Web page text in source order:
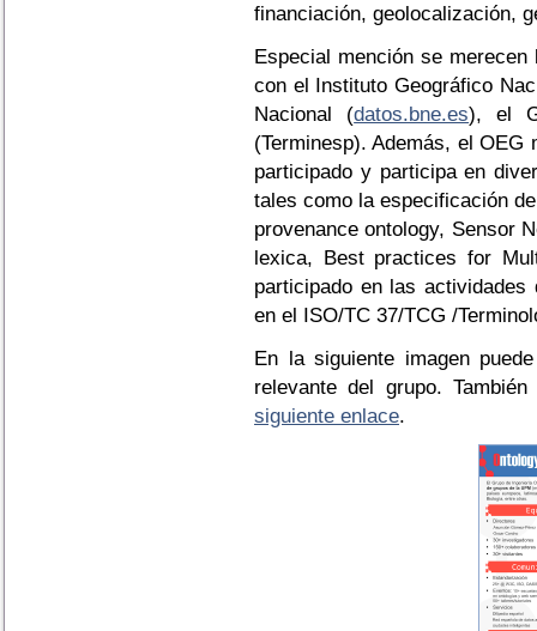
financiación, geolocalización,
Especial mención se
con el Instituto Geográfico
Nacional (datos.bne.es), el
(Terminesp). Además, el OEG
participado y participa en
tales como la especificación
provenance ontology, Sensor
lexica, Best practices for
participado en las
en el ISO/TC 37/TCG /
En la siguiente imagen
relevante del grupo.
siguiente enlace.